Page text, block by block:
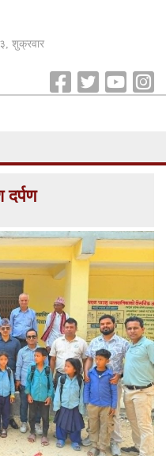
शुक्रवार
दर्पण